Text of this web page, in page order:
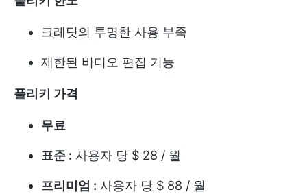
크레딧의 투명한 사용 부족
제한된 비디오 편집 기능
플리키 가격
무료
표준 : 사용자 당 $ 28 / 월
프리미엄 : 사용자 당 $ 88 / 월